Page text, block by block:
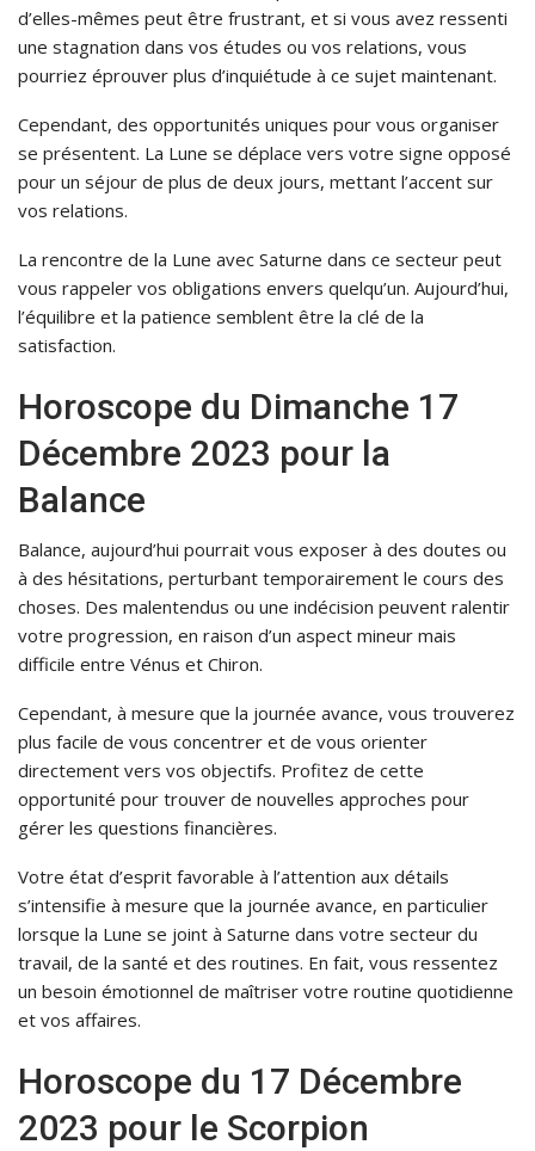
d’elles-mêmes peut être frustrant, et si vous avez ressenti
une stagnation dans vos études ou vos relations, vous
pourriez éprouver plus d’inquiétude à ce sujet maintenant.
Cependant, des opportunités uniques pour vous organiser
se présentent. La Lune se déplace vers votre signe opposé
pour un séjour de plus de deux jours, mettant l’accent sur
vos relations.
La rencontre de la Lune avec Saturne dans ce secteur peut
vous rappeler vos obligations envers quelqu’un. Aujourd’hui,
l’équilibre et la patience semblent être la clé de la
satisfaction.
Horoscope du Dimanche 17
Décembre 2023 pour la
Balance
Balance, aujourd’hui pourrait vous exposer à des doutes ou
à des hésitations, perturbant temporairement le cours des
choses. Des malentendus ou une indécision peuvent ralentir
votre progression, en raison d’un aspect mineur mais
difficile entre Vénus et Chiron.
Cependant, à mesure que la journée avance, vous trouverez
plus facile de vous concentrer et de vous orienter
directement vers vos objectifs. Profitez de cette
opportunité pour trouver de nouvelles approches pour
gérer les questions financières.
Votre état d’esprit favorable à l’attention aux détails
s’intensifie à mesure que la journée avance, en particulier
lorsque la Lune se joint à Saturne dans votre secteur du
travail, de la santé et des routines. En fait, vous ressentez
un besoin émotionnel de maîtriser votre routine quotidienne
et vos affaires.
Horoscope du 17 Décembre
2023 pour le Scorpion